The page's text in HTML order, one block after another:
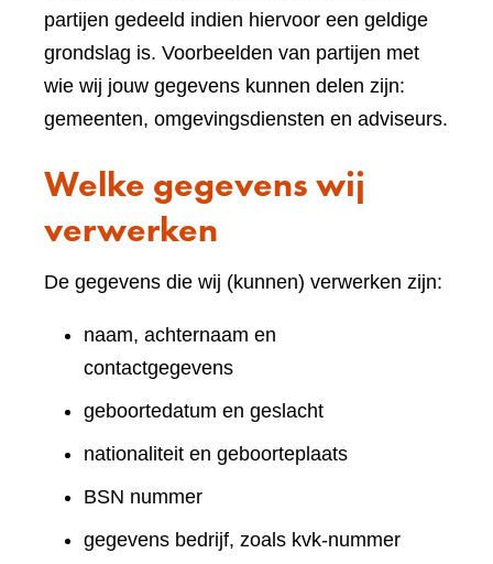
partijen gedeeld indien hiervoor een geldige
grondslag is. Voorbeelden van partijen met
wie wij jouw gegevens kunnen delen zijn:
gemeenten, omgevingsdiensten en adviseurs.
Welke gegevens wij
verwerken
De gegevens die wij (kunnen) verwerken zijn:
naam, achternaam en
contactgegevens
geboortedatum en geslacht
nationaliteit en geboorteplaats
BSN nummer
gegevens bedrijf, zoals kvk-nummer